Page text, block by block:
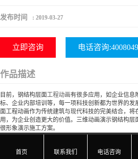
发布时间 : 2019-03-27
立即咨询 电话咨询
作品描述
目前，钢结构层面工程动画有很多应用，如企业信息
标、企业内部培训等，每一项科技创新都为世界的发
面工程动画作为传统建筑与现代科技的完美结合，
用，为企业创造更大的价值。三维动画演示钢结构层
很形象演示施工方案。
首页 联系我们 电话咨询